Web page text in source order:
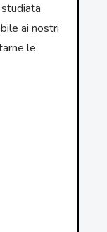
ai nostri
le